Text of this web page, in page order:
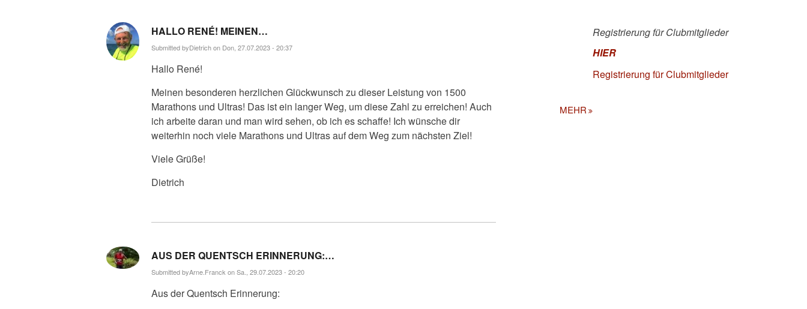
HALLO RENÉ! MEINEN…
Submitted byDietrichon Don, 27.07.2023 - 20:37
Hallo René!
Meinen besonderen herzlichen Glückwunsch zu dieser Leistung von 1500
Marathons und Ultras! Das ist ein langer Weg, um diese Zahl zu erreichen! Auch
ich arbeite daran und man wird sehen, ob ich es schaffe! Ich wünsche dir
weiterhin noch viele Marathons und Ultras auf dem Weg zum nächsten Ziel!
Viele Grüße!
Dietrich
AUS DER QUENTSCH ERINNERUNG:…
Submitted byArne.Franckon Sa., 29.07.2023 - 20:20
Aus der Quentsch Erinnerung:
Registrierung für Clubmitglieder
HIER
Registrierung für Clubmitglieder
MEHR